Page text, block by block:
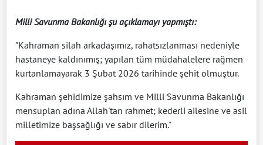
Milli Savunma Bakanlığı şu açıklamayı yapmıştı:
"Kahraman silah arkadaşımız, rahatsızlanması nedeniyle
hastaneye kaldınımış; yapılan tüm müdahalelere rağmen
kurtanlamayarak 3 Şubat 2026 tarihinde şehit olmuştur.
Kahraman şehidimize şahsım ve Milli Savunma Bakanlığı
mensuplan adına Allah'tan rahmet; kederli ailesine ve asil
milletimize başsağlığı ve sabır dilerim."